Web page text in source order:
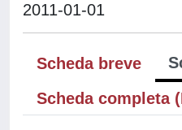
2011-01-01
Scheda breve
Scheda completa